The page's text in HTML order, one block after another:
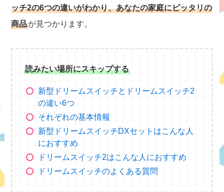
ッチ2の6つの違いがわかり、あなたの家庭にピッタリの
商品が見つかります。
読みたい場所にスキップする
新型ドリームスイッチとドリームスイッチ2
の違い6つ
それぞれの基本情報
新型ドリームスイッチDXセットはこんな人
におすすめ
ドリームスイッチ2はこんな人におすすめ
ドリームスイッチのよくある質問